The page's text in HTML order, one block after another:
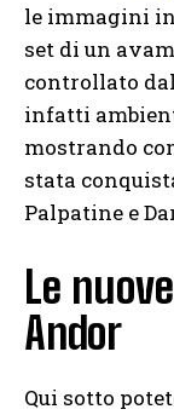
le immagini
set di un
controllato
infatti
mostrando
stata
Palpatine e
Le
Andor
Qui sotto